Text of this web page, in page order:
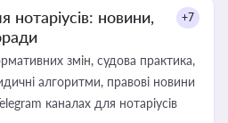
нотаріусів: новини,
+7
змін, судова практика,
алгоритми, правові новини
каналах для нотаріусів